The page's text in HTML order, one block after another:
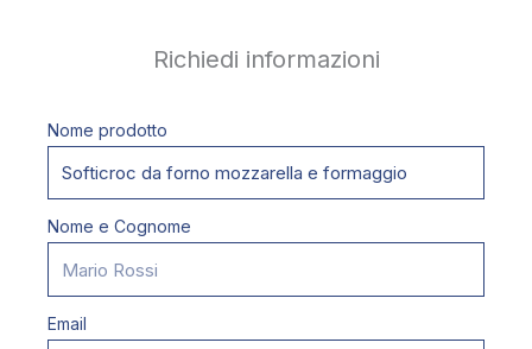
Richiedi informazioni
Nome prodotto
Nome e Cognome
Email